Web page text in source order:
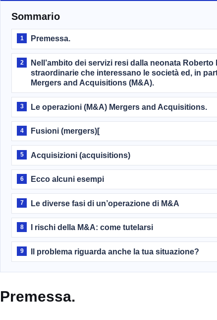
Sommario
1 Premessa.
2
Nell’ambito dei servizi resi dalla neonata
straordinarie che interessano le società ed, in
Mergers and Acquisitions (M&A).
3 Le operazioni (M&A) Mergers and Acquisitions.
4 Fusioni (mergers)[
5 Acquisizioni (acquisitions)
6 Ecco alcuni esempi
7 Le diverse fasi di un’operazione di M&A
8 I rischi della M&A: come tutelarsi
9 Il problema riguarda anche la tua situazione?
Premessa.